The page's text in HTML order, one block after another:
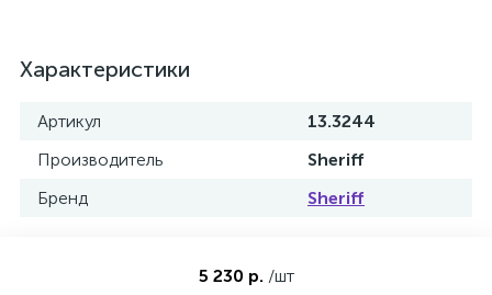
Характеристики
Артикул
13.3244
Производитель
Sheriff
Бренд
Sheriff
5 230 р. /шт